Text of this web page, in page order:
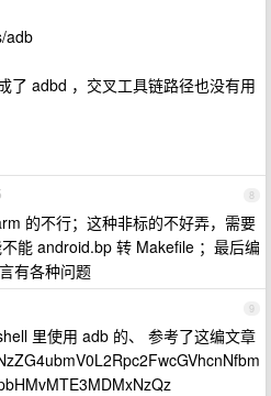
adb
了 adbd ，交叉工具链路径也没有用
8
的不行；这种非标的不好弄，需要
能 android.bp 转 Makefile ；最后编
有各种问题
9
里使用 adb 的、 参考了这编文章